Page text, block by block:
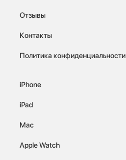
Отзывы
Контакты
Политика конфиденциальности
iPhone
iPad
Mac
Apple Watch